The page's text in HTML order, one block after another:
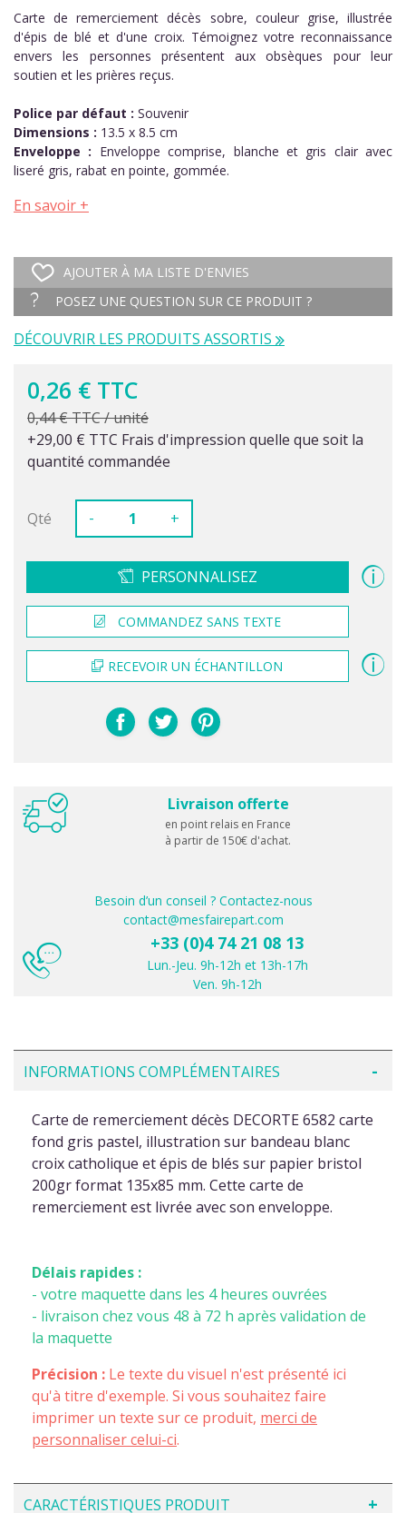
(1 avis)
Carte de remerciement décès sobre, couleur grise, illustrée
d'épis de blé et d'une croix. Témoignez votre reconnaissance
envers les personnes présentent aux obsèques pour leur
soutien et les prières reçus.
Police par défaut : Souvenir
Dimensions : 13.5 x 8.5 cm
Enveloppe : Enveloppe comprise, blanche et gris clair avec
liseré gris, rabat en pointe, gommée.
En savoir +
AJOUTER À MA LISTE D'ENVIES
POSEZ UNE QUESTION SUR CE PRODUIT ?
DÉCOUVRIR LES PRODUITS ASSORTIS
0,26 € TTC
0,44 € TTC / unité
+29,00 € TTC Frais d'impression quelle que soit la
quantité commandée
Qté - +
PERSONNALISEZ
COMMANDEZ SANS TEXTE
RECEVOIR UN ÉCHANTILLON
Livraison offerte
en point relais en France
à partir de 150€ d'achat.
Besoin d’un conseil ? Contactez-nous
contact@mesfairepart.com
+33 (0)4 74 21 08 13
Lun.-Jeu. 9h-12h et 13h-17h
Ven. 9h-12h
INFORMATIONS COMPLÉMENTAIRES
Carte de remerciement décès DECORTE 6582 carte
fond gris pastel, illustration sur bandeau blanc
croix catholique et épis de blés sur papier bristol
200gr format 135x85 mm. Cette carte de
remerciement est livrée avec son enveloppe.
Délais rapides :
- votre maquette dans les 4 heures ouvrées
- livraison chez vous 48 à 72 h après validation de
la maquette
Précision : Le texte du visuel n'est présenté ici
qu'à titre d'exemple. Si vous souhaitez faire
imprimer un texte sur ce produit, merci de
personnaliser celui-ci.
CARACTÉRISTIQUES PRODUIT